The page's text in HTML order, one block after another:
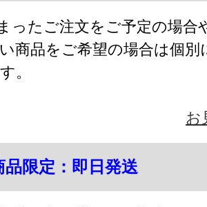
ったご注文をご予定の場合
商品をご希望の場合は個別
。
お
品限定：即日発送